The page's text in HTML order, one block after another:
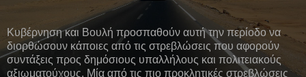
Κυβέρνηση και Βουλή προσπαθούν αυτή την περίοδο να
διορθώσουν κάποιες από τις στρεβλώσεις που αφορούν
συντάξεις προς δημόσιους υπαλλήλους και πολιτειακούς
αξιωματούχους. Μία από τις πιο προκλητικές στρεβλώσεις